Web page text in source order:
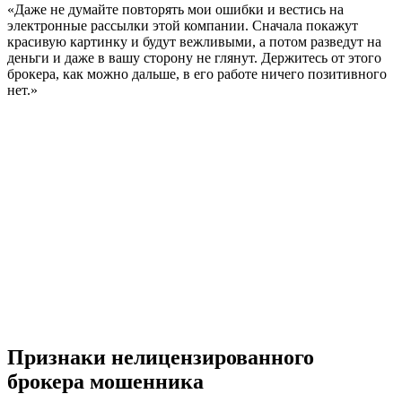
«Даже не думайте повторять мои ошибки и вестись на
электронные рассылки этой компании. Сначала покажут
красивую картинку и будут вежливыми, а потом разведут на
деньги и даже в вашу сторону не глянут. Держитесь от этого
брокера, как можно дальше, в его работе ничего позитивного
нет.»
Признаки нелицензированного
брокера мошенника